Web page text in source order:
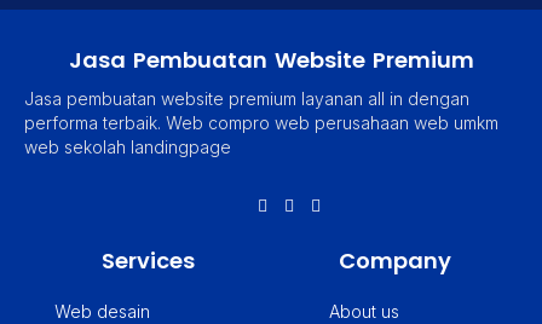
Jasa Pembuatan Website Premium
Jasa pembuatan website premium layanan all in dengan
performa terbaik. Web compro web perusahaan web umkm
web sekolah landingpage
Services
Web desain
Company
About us